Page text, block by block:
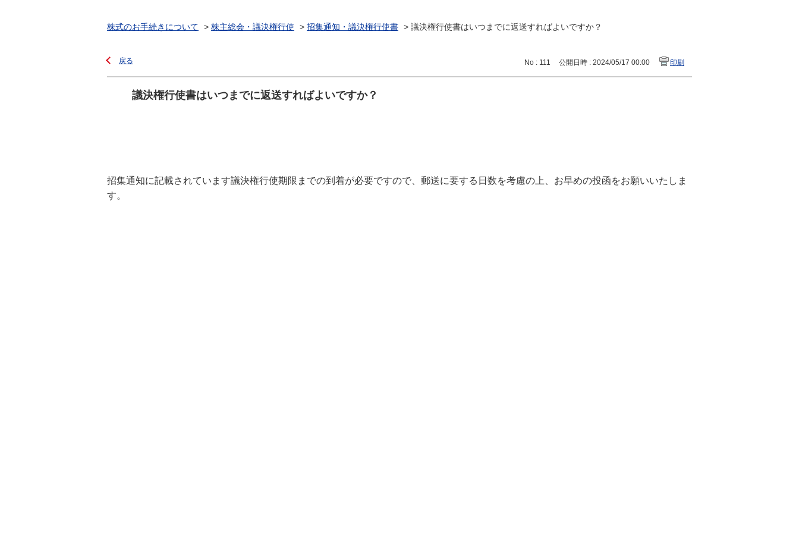
株式のお手続きについて > 株主総会・議決権行使 > 招集通知・議決権行使書 > 議決権行使書はいつまでに返送すればよいですか？
戻る No : 111 公開日時 : 2024/05/17 00:00 印刷
議決権行使書はいつまでに返送すればよいですか？
招集通知に記載されています議決権行使期限までの到着が必要ですので、郵送に要する日数を考慮の上、お早めの投函をお願いいたしま
す。